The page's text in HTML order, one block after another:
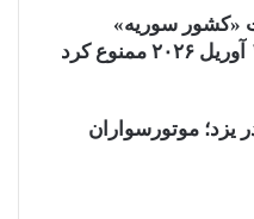
«کشور سوریه»
موتورسواران